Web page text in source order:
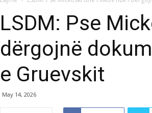
Lajm
LSDM: Pse
dërgojnë
e Gruevskit
May 14, 2026